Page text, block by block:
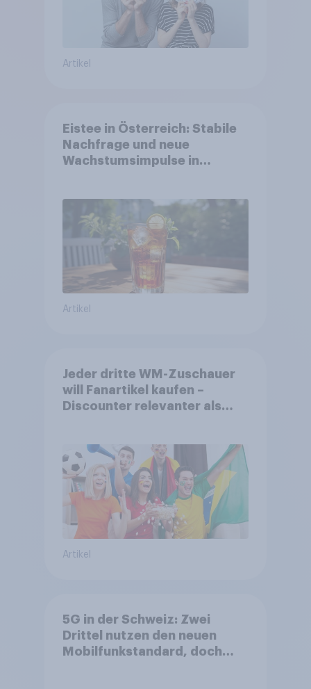
Artikel
Eistee in Österreich: Stabile
Nachfrage und neue
Wachstumsimpulse in
Artikel
Jeder dritte WM-Zuschauer
will Fanartikel kaufen –
Discounter relevanter als
Artikel
5G in der Schweiz: Zwei
Drittel nutzen den neuen
Mobilfunkstandard, doch